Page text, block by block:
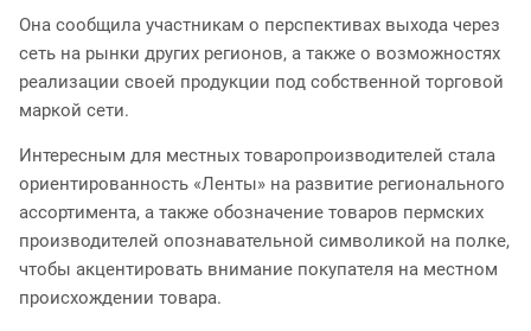
Она сообщила участникам о перспективах выхода через
сеть на рынки других регионов, а также о возможностях
реализации своей продукции под собственной торговой
маркой сети.
Интересным для местных товаропроизводителей стала
ориентированность «Ленты» на развитие регионального
ассортимента, а также обозначение товаров пермских
производителей опознавательной символикой на полке,
чтобы акцентировать внимание покупателя на местном
происхождении товара.